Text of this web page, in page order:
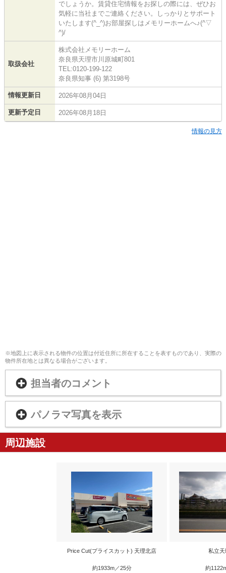
でしょうか。賃貸住宅情報をお探しの際には、ぜひお
気軽に当社までご連絡ください。しっかりとサポート
いたします(^_^)お部屋探しはメモリーホームへ♪(^▽
^)/
取扱会社
株式会社メモリーホーム
奈良県天理市川原城町801
TEL:0120-199-122
奈良県知事 (6) 第3198号
情報更新日 2026年08月04日
更新予定日 2026年08月18日
情報の見方
※地図上に表示される物件の位置は付近住所に所在することを表すものであり、実際の
物件所在地とは異なる場合がございます。
担当者のコメント
パノラマ写真を表示
周辺施設
Price Cut(プライスカット) 天理北店
約1933m／25分
私立天
約